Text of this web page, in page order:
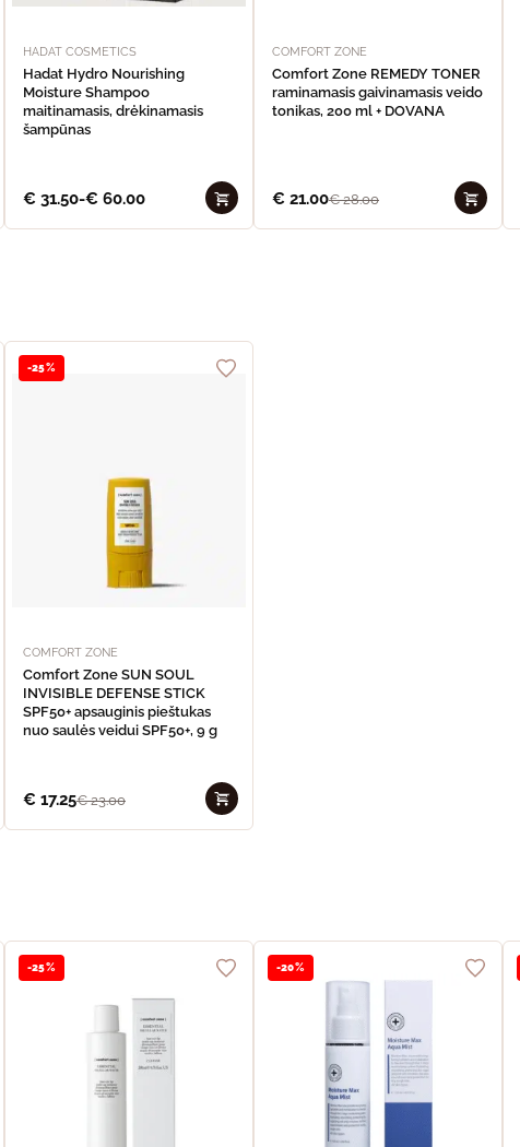
HADAT COSMETICS
Hadat Hydro Nourishing
Moisture Shampoo
maitinamasis, drėkinamasis
šampūnas
€ 31.50-€ 60.00
COMFORT ZONE
Comfort Zone REMEDY TONER
raminamasis gaivinamasis veido
tonikas, 200 ml + DOVANA
€ 21.00€28.00
-25%
COMFORT ZONE
Comfort Zone SUN SOUL
INVISIBLE DEFENSE STICK
SPF50+ apsauginis pieštukas
nuo saulės veidui SPF50+, 9 g
€ 17.25€23.00
-25% -20%